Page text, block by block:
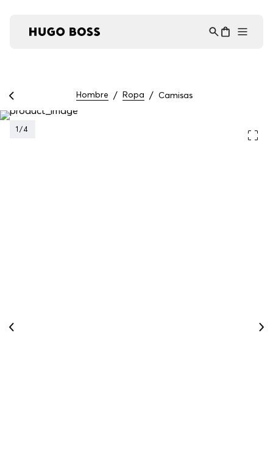
Hombre Ropa Camisas
1 /4
Asistente Virtual
en línea ⋮